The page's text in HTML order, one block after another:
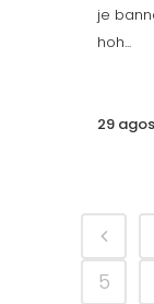
je
hoh...
29
5